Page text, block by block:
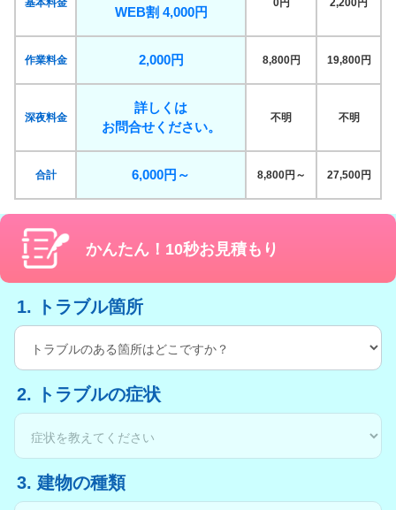
基本料金
WEB割 4,000円
0円 2,200円
作業料金 2,000円 8,800円 19,800円
深夜料金
詳しくは
お問合せください。
不明 不明
合計 6,000円～ 8,800円～ 27,500円
かんたん！10秒お見積もり
1. トラブル箇所
2. トラブルの症状
3. 建物の種類